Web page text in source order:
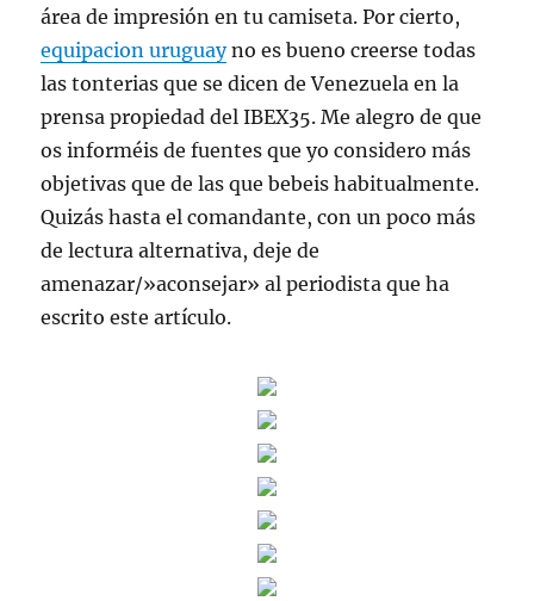
área de impresión en tu camiseta. Por cierto,
equipacion uruguayno es bueno creerse todas
las tonterias que se dicen de Venezuela en la
prensa propiedad del IBEX35. Me alegro de que
os informéis de fuentes que yo considero más
objetivas que de las que bebeis habitualmente.
Quizás hasta el comandante, con un poco más
de lectura alternativa, deje de
amenazar/»aconsejar» al periodista que ha
escrito este artículo.